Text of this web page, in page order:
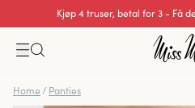
Home / Panties